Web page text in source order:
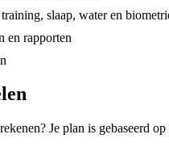
slaap, water en
en rapporten
Je plan is gebaseerd